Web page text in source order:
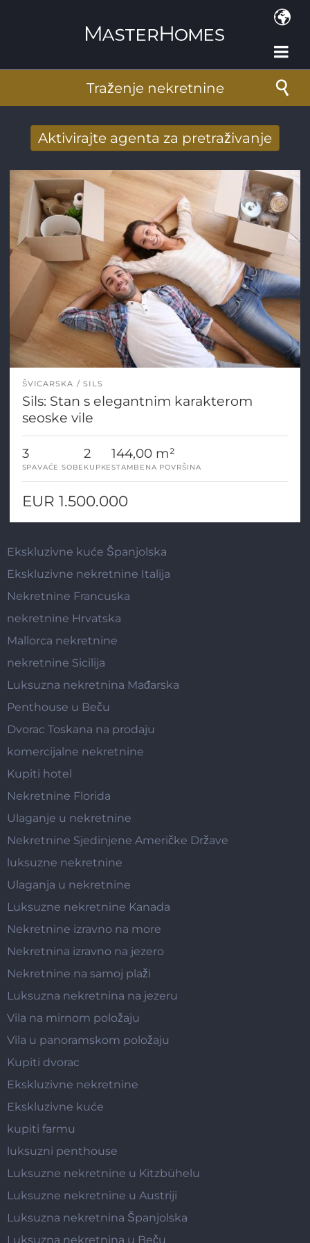
Traženje nekretnine
Aktivirajte agenta za pretraživanje
Adresa e-pošte
ŠVICARSKA SILS
Sils: Stan s elegantnim karakterom
seoske vile
3
SPAVAĆE SOBE
2
KUPKE
144,00 m²
STAMBENA POVRŠINA
EUR 1.500.000
Ekskluzivne kuće Španjolska
Ekskluzivne nekretnine Italija
Nekretnine Francuska
nekretnine Hrvatska
Mallorca nekretnine
nekretnine Sicilija
Luksuzna nekretnina Mađarska
Penthouse u Beču
Dvorac Toskana na prodaju
komercijalne nekretnine
Kupiti hotel
Nekretnine Florida
Ulaganje u nekretnine
Nekretnine Sjedinjene Američke Države
luksuzne nekretnine
Ulaganja u nekretnine
Luksuzne nekretnine Kanada
Nekretnine izravno na more
Nekretnina izravno na jezero
Nekretnine na samoj plaži
Luksuzna nekretnina na jezeru
Vila na mirnom položaju
Vila u panoramskom položaju
Kupiti dvorac
Ekskluzivne nekretnine
Ekskluzivne kuće
kupiti farmu
luksuzni penthouse
Luksuzne nekretnine u Kitzbühelu
Luksuzne nekretnine u Austriji
Luksuzna nekretnina Španjolska
Luksuzna nekretnina u Beču